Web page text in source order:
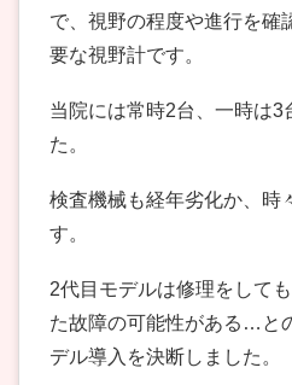
で、視野の程度や進行を確
要な視野計です。
当院には常時2台、一時は3
た。
検査機械も経年劣化か、時
す。
2代目モデルは修理をして
た故障の可能性がある…と
デル導入を決断しました。